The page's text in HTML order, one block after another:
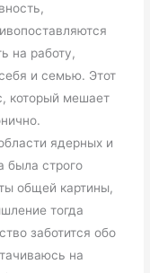
на работу,
и семью. Этот
который мешает
ядерных и
была строго
общей картины,
тогда
заботится обо
на